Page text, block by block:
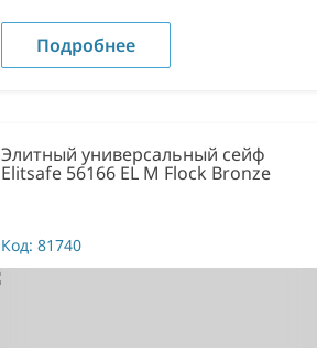
Подробнее
Элитный универсальный сейф
Elitsafe 56166 EL M Flock Bronze
Код: 81740